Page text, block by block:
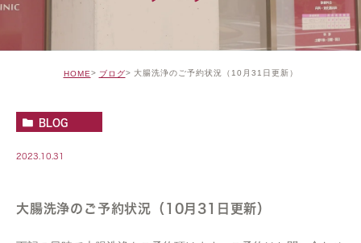
HOME ブログ 大腸洗浄のご予約状況（10月31日更新）
BLOG
2023.10.31
大腸洗浄のご予約状況（10月31日更新）